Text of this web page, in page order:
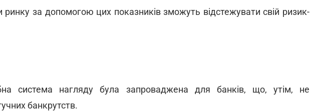
ринку за допомогою цих показників зможуть відстежувати свій ризик-
система нагляду була запроваджена для банків, що, утім, не
банкрутств.